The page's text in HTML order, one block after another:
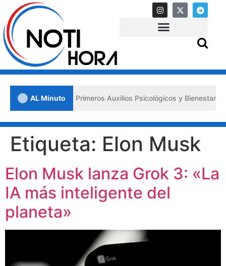
AL Minuto
Lara impulsa los «Primeros Auxilios Psicológicos y Bienestar
Etiqueta: Elon Musk
Elon Musk lanza Grok 3: «La
IA más inteligente del
planeta»